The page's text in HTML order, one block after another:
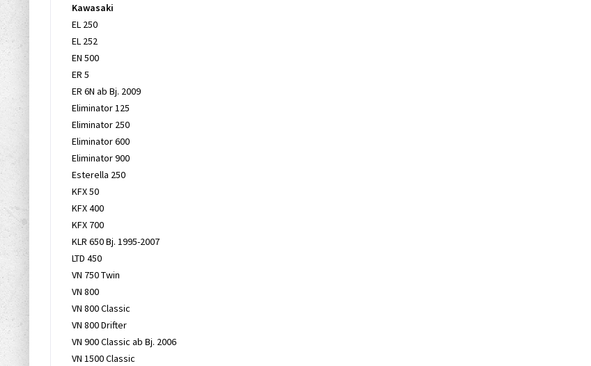
Kawasaki
EL 250
EL 252
EN 500
ER 5
ER 6N ab Bj. 2009
Eliminator 125
Eliminator 250
Eliminator 600
Eliminator 900
Esterella 250
KFX 50
KFX 400
KFX 700
KLR 650 Bj. 1995-2007
LTD 450
VN 750 Twin
VN 800
VN 800 Classic
VN 800 Drifter
VN 900 Classic ab Bj. 2006
VN 1500 Classic